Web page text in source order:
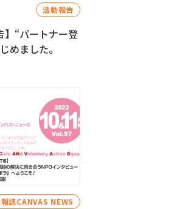
活動報告
】“パートナー登
めました。
誌CANVAS NEWS